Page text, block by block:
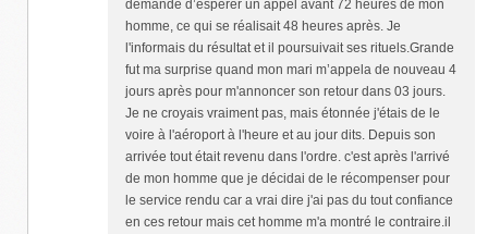
demande d’espérer un appel avant 72 heures de mon
homme, ce qui se réalisait 48 heures après. Je
l'informais du résultat et il poursuivait ses rituels.Grande
fut ma surprise quand mon mari m’appela de nouveau 4
jours après pour m'annoncer son retour dans 03 jours.
Je ne croyais vraiment pas, mais étonnée j'étais de le
voire à l'aéroport à l'heure et au jour dits. Depuis son
arrivée tout était revenu dans l'ordre. c'est après l'arrivé
de mon homme que je décidai de le récompenser pour
le service rendu car a vrai dire j'ai pas du tout confiance
en ces retour mais cet homme m'a montré le contraire.il